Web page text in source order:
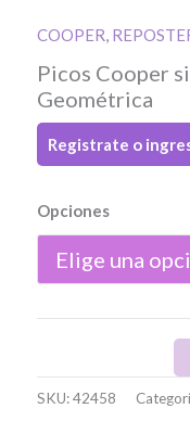
COOPER
Picos Cooper
Geométrica
Registrate o
Opciones
SKU:42458
ingresar
de